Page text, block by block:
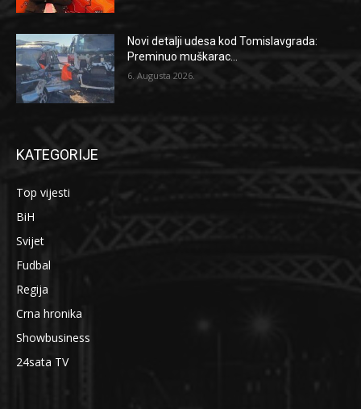
Novi detalji udesa kod Tomislavgrada:
Preminuo muškarac...
6. Augusta 2026.
KATEGORIJE
Top vijesti
BiH
Svijet
Fudbal
Regija
Crna hronika
Showbusiness
24sata TV